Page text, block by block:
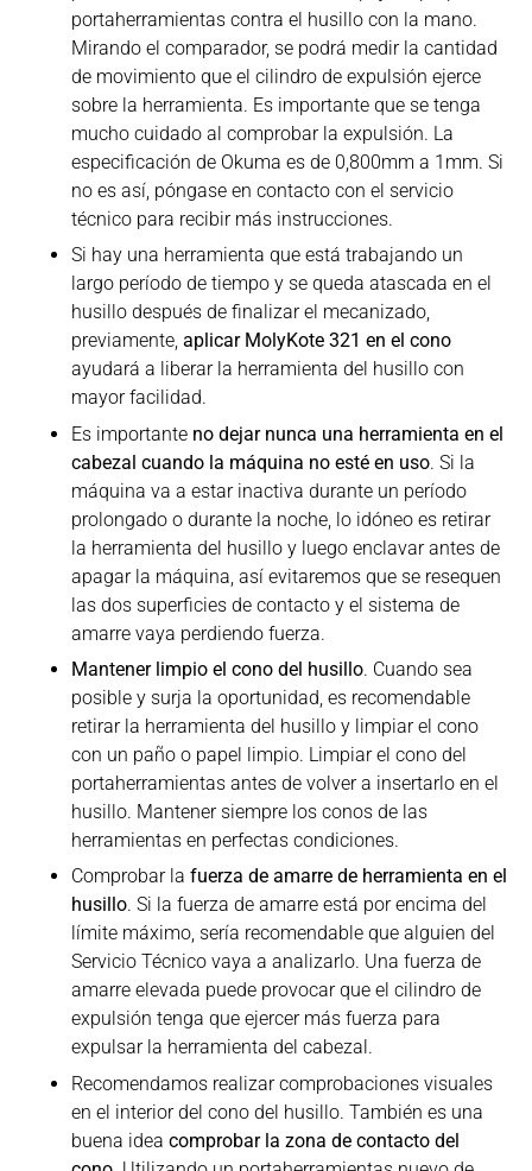
portaherramientas contra el husillo con la mano.
Mirando el comparador, se podrá medir la cantidad
de movimiento que el cilindro de expulsión ejerce
sobre la herramienta. Es importante que se tenga
mucho cuidado al comprobar la expulsión. La
especificación de Okuma es de 0,800mm a 1mm. Si
no es así, póngase en contacto con el servicio
técnico para recibir más instrucciones.
Si hay una herramienta que está trabajando un
largo período de tiempo y se queda atascada en el
husillo después de finalizar el mecanizado,
previamente, aplicar MolyKote 321 en el cono
ayudará a liberar la herramienta del husillo con
mayor facilidad.
Es importante no dejar nunca una herramienta en el
cabezal cuando la máquina no esté en uso. Si la
máquina va a estar inactiva durante un período
prolongado o durante la noche, lo idóneo es retirar
la herramienta del husillo y luego enclavar antes de
apagar la máquina, así evitaremos que se resequen
las dos superficies de contacto y el sistema de
amarre vaya perdiendo fuerza.
Mantener limpio el cono del husillo. Cuando sea
posible y surja la oportunidad, es recomendable
retirar la herramienta del husillo y limpiar el cono
con un paño o papel limpio. Limpiar el cono del
portaherramientas antes de volver a insertarlo en el
husillo. Mantener siempre los conos de las
herramientas en perfectas condiciones.
Comprobar la fuerza de amarre de herramienta en el
husillo. Si la fuerza de amarre está por encima del
límite máximo, sería recomendable que alguien del
Servicio Técnico vaya a analizarlo. Una fuerza de
amarre elevada puede provocar que el cilindro de
expulsión tenga que ejercer más fuerza para
expulsar la herramienta del cabezal.
Recomendamos realizar comprobaciones visuales
en el interior del cono del husillo. También es una
buena idea comprobar la zona de contacto del